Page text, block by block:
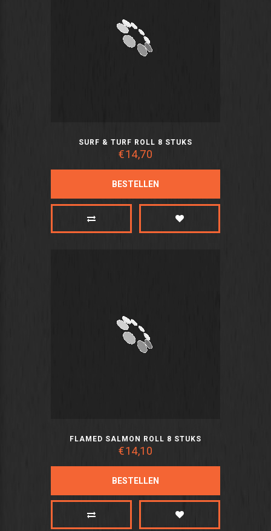
SURF & TURF ROLL 8 STUKS
€14,70
BESTELLEN
FLAMED SALMON ROLL 8 STUKS
€14,10
BESTELLEN